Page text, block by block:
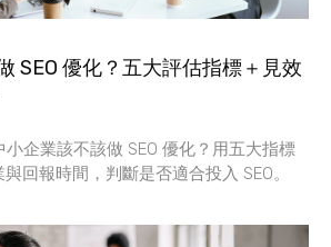
SEO 優化？五大評估指標＋見效
小企業該不該做 SEO 優化？用五大指標
回報時間，判斷是否適合投入 SEO。